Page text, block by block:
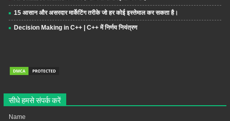
15 आसान और असरदार मार्केटिंग तरीके जो हर कोई इस्तेमाल कर सकता है।
Decision Making in C++ | C++ में निर्णय नियंत्रण
सीधे हमसे संपर्क करें
Name